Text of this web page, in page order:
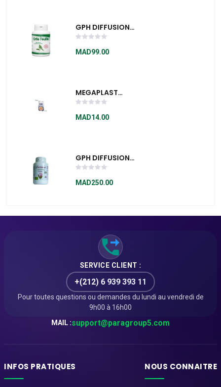
GPH DIFFUSION
ORTIE FEUILLE BIO -
210MG - 100 GÉLULES
MAD99.00
MEGAPLAST
CLASSIQUES
PANSEMENTS BOÎTE
MAD14.00
GPH DIFFUSION
CURCUMA Bio 200
Gélules
MAD250.00
SERVICE CLIENT :
+(212) 6 939 393 11
Pour toutes questions ou demandes du lundi au vendredi de
9h00 à 16h00
MAIL :support@paragroup5.com
INFOS PRATIQUES NOUS CONNAITRE